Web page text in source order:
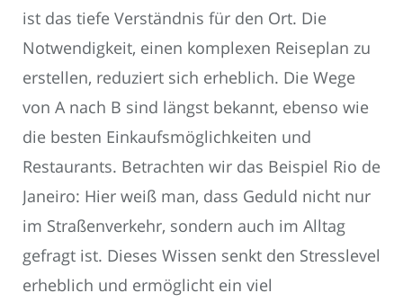
ist das tiefe Verständnis für den Ort. Die
Notwendigkeit, einen komplexen Reiseplan zu
erstellen, reduziert sich erheblich. Die Wege
von A nach B sind längst bekannt, ebenso wie
die besten Einkaufsmöglichkeiten und
Restaurants. Betrachten wir das Beispiel Rio de
Janeiro: Hier weiß man, dass Geduld nicht nur
im Straßenverkehr, sondern auch im Alltag
gefragt ist. Dieses Wissen senkt den Stresslevel
erheblich und ermöglicht ein viel